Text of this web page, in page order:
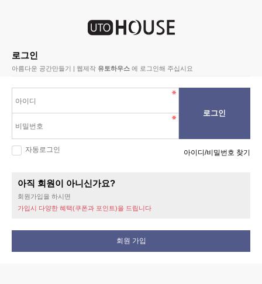
로그인
아름다운 공간만들기 | 웹제작 유토하우스 에 로그인해 주십시요
로그인
자동로그인 아이디/비밀번호 찾기
아직 회원이 아니신가요?
회원가입을 하시면
가입시 다양한 혜택(쿠폰과 포인트)을 드립니다
회원 가입